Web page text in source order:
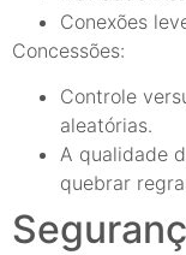
Conexões
Concessões:
Controle
aleatórias.
A qualidade
quebrar